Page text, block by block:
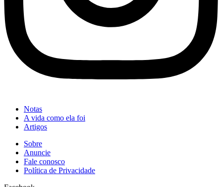
Notas
A vida como ela foi
Artigos
Sobre
Anuncie
Fale conosco
Política de Privacidade